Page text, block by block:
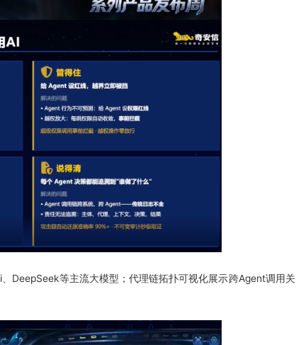
DeepSeek等主流大模型；代理链拓扑可视化展示跨Agent调用关